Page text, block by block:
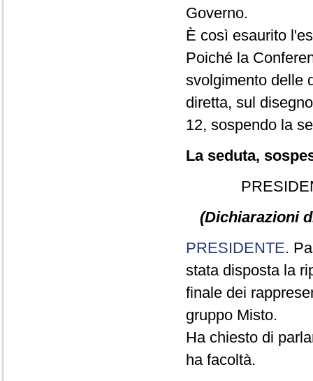
Governo.
È così esaurito
Poiché la
svolgimento delle
diretta, sul
12, sospendo la
La seduta,
(Dichiarazioni
PRESIDENTE.
stata disposta la
finale dei
gruppo Misto.
Ha chiesto di
ha facoltà.